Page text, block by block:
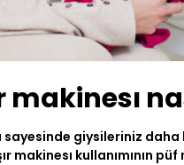
makinesı
sayesinde giysileriniz
makinesı kullanımının püf